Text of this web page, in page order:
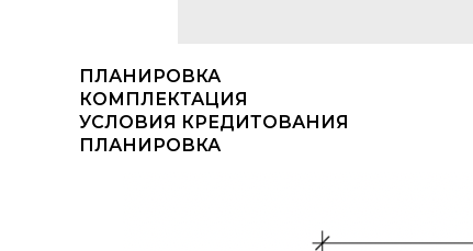
ПЛАНИРОВКА
КОМПЛЕКТАЦИЯ
УСЛОВИЯ КРЕДИТОВАНИЯ
ПЛАНИРОВКА